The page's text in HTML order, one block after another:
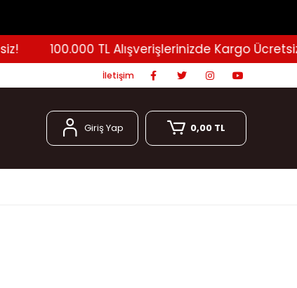
100.000 TL Alışverişlerinizde Kargo Ücretsiz!
İletişim
Giriş Yap 0,00 TL